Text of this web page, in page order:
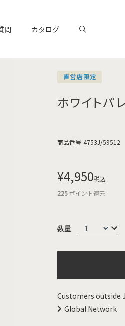
問 カタログ
直営店限定
ホワイトパ
商品番号 4753J/59512
¥4,950税込
225ポイント還元
Customers outside
Global Network